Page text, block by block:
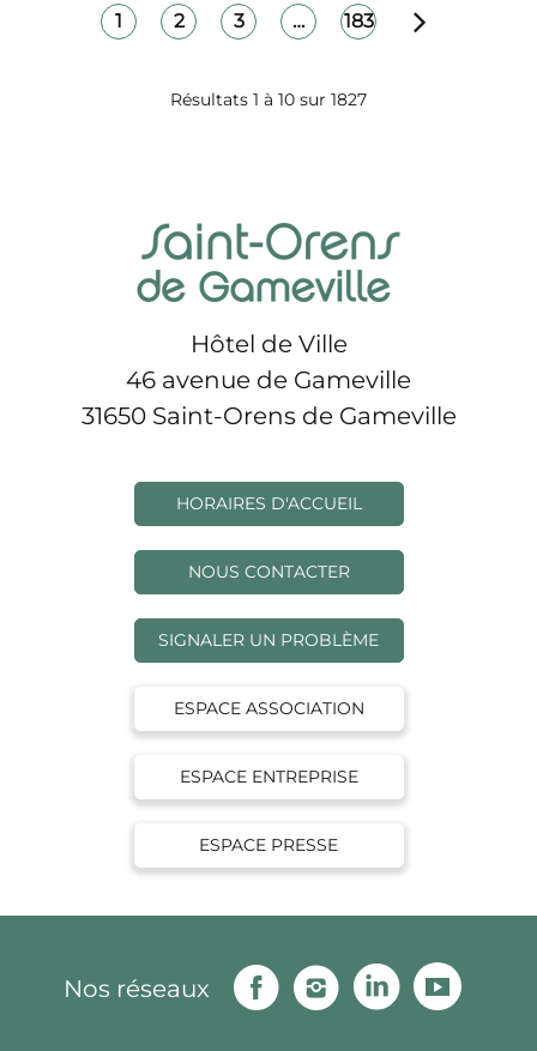
Navigation
des
Page
1
Page
2
Page
3 …
Page
183 Page
Résultats 1 à 10 sur 1827
Hôtel de Ville
46 avenue de Gameville
31650 Saint-Orens de Gameville
HORAIRES D'ACCUEIL
NOUS CONTACTER
SIGNALER UN PROBLÈME
ESPACE ASSOCIATION
ESPACE ENTREPRISE
ESPACE PRESSE
Nos réseaux
FacebookInstagramLinkedin